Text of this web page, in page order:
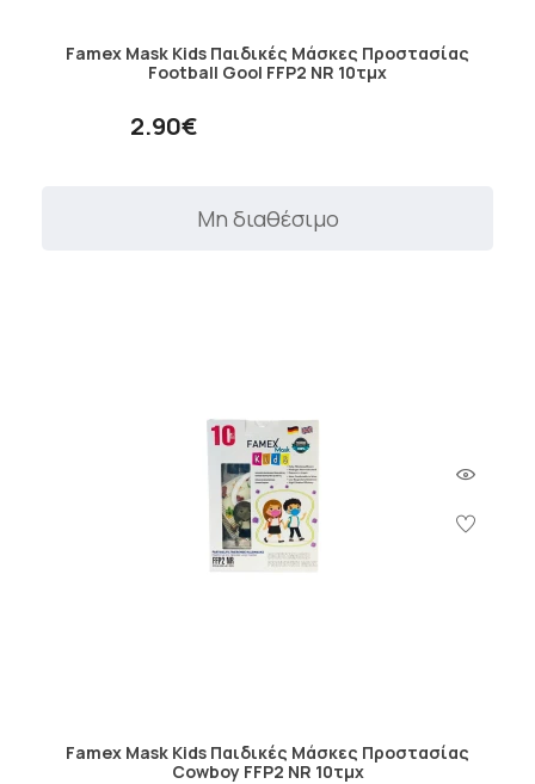
Famex Mask Kids Παιδικές Μάσκες Προστασίας
Football Gool FFP2 NR 10τμχ
2.90€
Μη διαθέσιμο
Famex Mask Kids Παιδικές Μάσκες Προστασίας
Cowboy FFP2 NR 10τμχ